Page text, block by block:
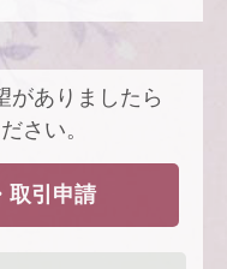
ぎないがちょうどい
紙の扇子
らせ
がありましたら
さい。
取引申請